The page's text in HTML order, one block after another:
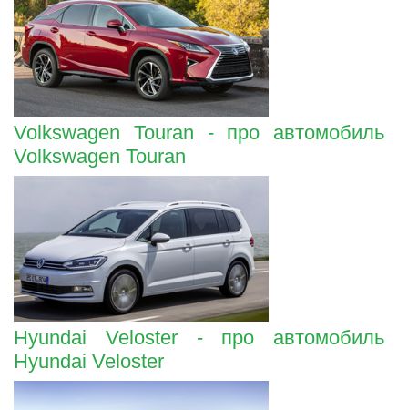
Volkswagen Touran - про автомобиль
Volkswagen Touran
Hyundai Veloster - про автомобиль
Hyundai Veloster